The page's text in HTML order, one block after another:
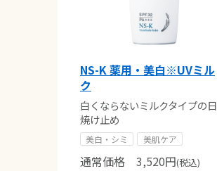
NS-K 薬用・美白※UVミル
ク
白くならないミルクタイプの日
焼け止め
美白・シミ 美肌ケア
通常価格 3,520円(税込)